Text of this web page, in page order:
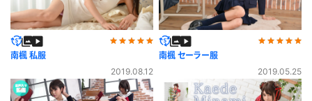
なるかと言った企画もいれてほしいです。
公開日：2019.05.29
投稿者：handycome
このレビューは参考になりましたか？
南楓 私服
2019.08.12
南楓 セーラー服
2019.05.25